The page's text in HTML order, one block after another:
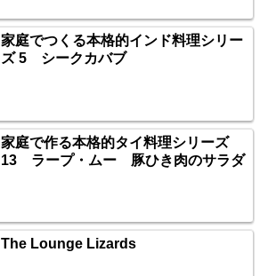
家庭でつくる本格的インド料理シリー
ズ 5 シークカバブ
家庭で作る本格的タイ料理シリーズ
13 ラープ・ムー 豚ひき肉のサラダ
The Lounge Lizards